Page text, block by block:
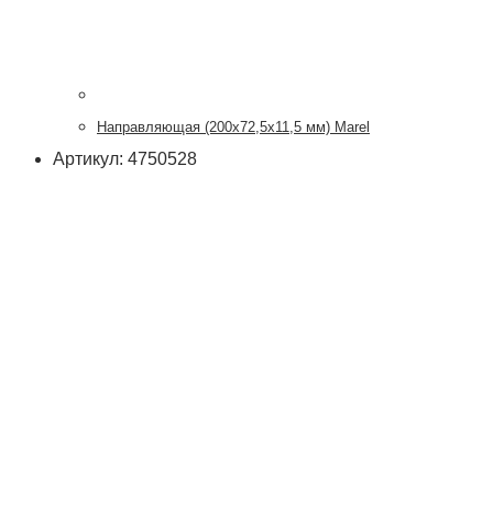
Направляющая (200х72,5х11,5 мм) Marel
Артикул: 4750528